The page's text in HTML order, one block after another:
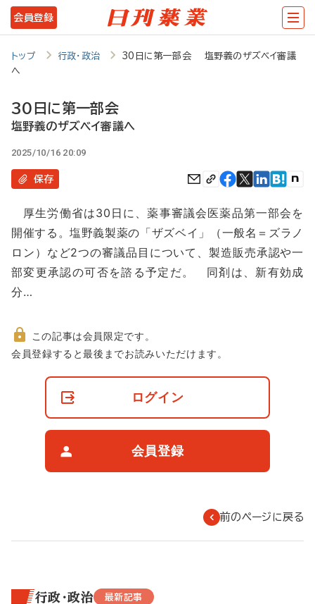
メ
イ
テ
ツ
に
動
会員登録
トップ 行政・政治
30日に第一部会 塩野義のザズベイ審議
へ
30日に第一部会
塩野義のザズベイ審議へ
2025/10/16 20:09
保存
厚生労働省は30日に、薬事審議会医薬品第一部会を
開催する。塩野義製薬の「ザズベイ」（一般名＝ズラノ
ロン）など2つの審議品目について、製造販売承認や一
部変更承認の可否を諮る予定だ。 同剤は、新有効成
分…
非
この記事は会員限定です。
会員登録すると最後までお読みいただけます。
ログイン
会員登録
前のページに戻る
行政・政治 最新記事